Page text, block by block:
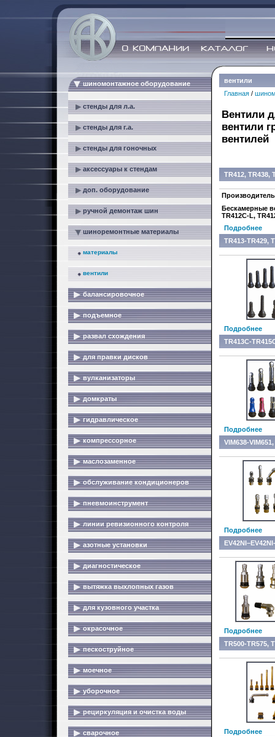
шиномонтажное оборудование
стенды для л.а.
стенды для г.а.
стенды для гоночных
аксессуары к стендам
доп. оборудование
ручной демонтаж шин
шиноремонтные материалы
материалы
вентили
балансировочное
подъемное
развал схождения
для правки дисков
вулканизаторы
домкраты
гидравлическое
компрессорное
маслозаменное
обслуживание кондиционеров
пневмоинструмент
линии ревизионного контроля
азотные установки
диагностическое
вытяжка выхлопных газов
для кузовного участка
окрасочное
пескоструйное
моечное
уборочное
рециркуляция и очистка воды
сварочное
вентили
Главная /
Вентили
вентили
вентилей
TR412, TR438,
Производитель
Бескамерные
TR412C-L,
Подробнее
TR413-TR429,
Подробнее
TR413C-
Подробнее
VIM638-
Подробнее
Подробнее
TR500-TR575,
Подробнее